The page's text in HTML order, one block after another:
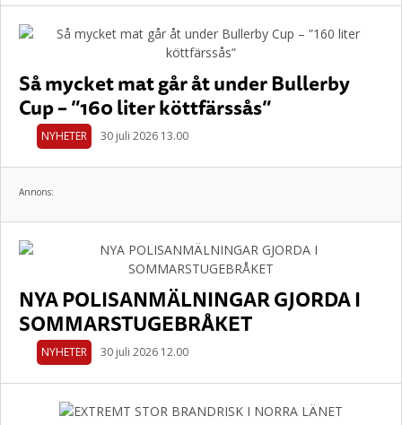
Så mycket mat går åt under Bullerby
Cup – ”160 liter köttfärssås”
NYHETER 30 juli 2026 13.00
Annons:
NYA POLISANMÄLNINGAR GJORDA I
SOMMARSTUGEBRÅKET
NYHETER 30 juli 2026 12.00